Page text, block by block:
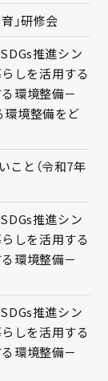
」研修会
推進シン
しを活用する
環境整備－
環境整備をど
こと（令和7年
推進シン
しを活用する
環境整備－
推進シン
しを活用する
環境整備－